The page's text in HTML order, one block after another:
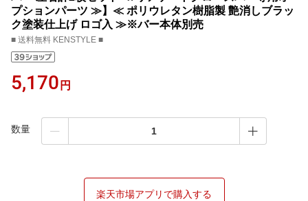
プションパーツ ≫】≪ ポリウレタン樹脂製 艶消しブラッ
ク塗装仕上げ ロゴ入 ≫※バー本体別売
■ 送料無料 KENSTYLE ■
5,170 円
数量
楽天市場アプリで購入する